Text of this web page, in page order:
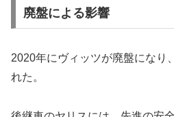
廃盤による影響
2020年にヴィッツが廃盤になり
れた。